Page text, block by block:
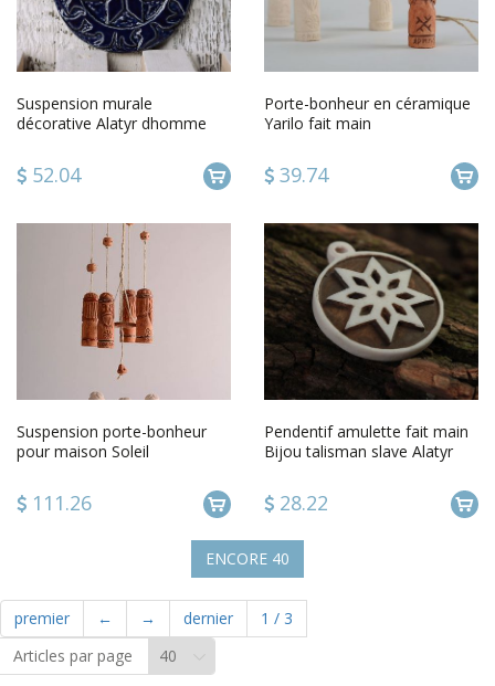
Suspension murale
décorative Alatyr dhomme
52.04
Porte-bonheur en céramique
Yarilo fait main
39.74
Suspension porte-bonheur
pour maison Soleil
111.26
Pendentif amulette fait main
Bijou talisman slave Alatyr
28.22
ENCORE 40
premier ← → dernier 1 / 3
Articles par page